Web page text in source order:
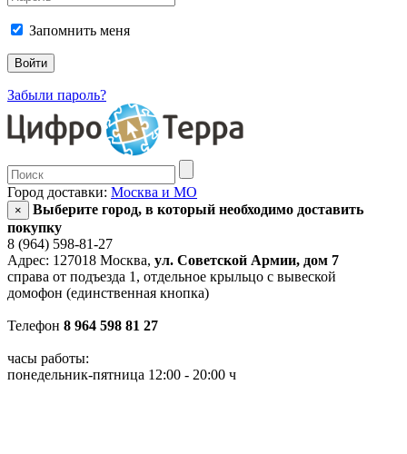
Запомнить меня
Забыли пароль?
Город доставки: Москва и МО
×
Выберите город, в который необходимо доставить
покупку
8 (964) 598-81-27
Адрес: 127018 Москва, ул. Советской Армии, дом 7
справа от подъезда 1, отдельное крыльцо с вывеской
домофон (единственная кнопка)
Телефон 8 964 598 81 27
часы работы:
понедельник-пятница 12:00 - 20:00 ч